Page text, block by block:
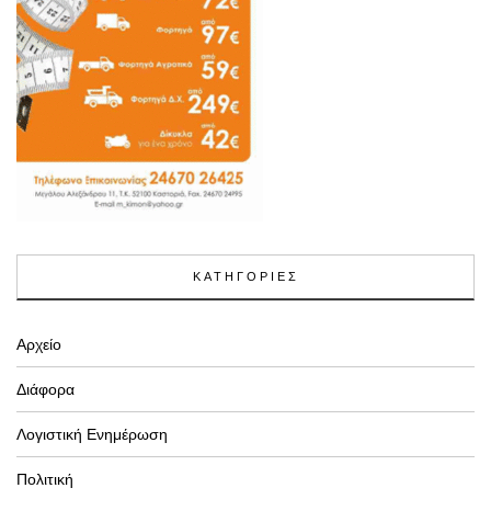
ΚΑΤΗΓΟΡΙΕΣ
Αρχείο
Διάφορα
Λογιστική Ενημέρωση
Πολιτική